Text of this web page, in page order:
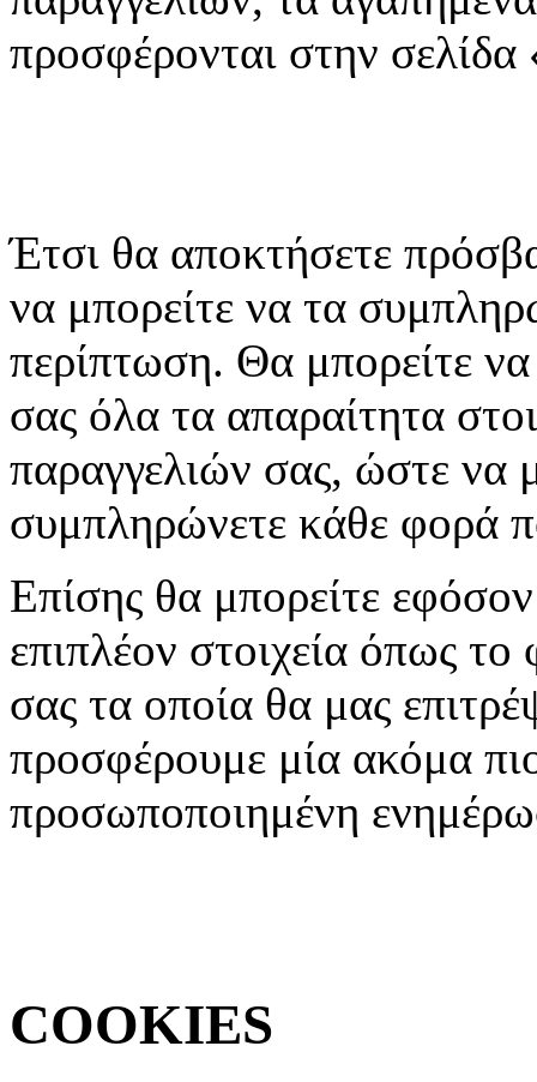
προσφέρονται στην
Έτσι θα αποκτήσετε
να μπορείτε να τα
περίπτωση. Θα μπορείτε
σας όλα τα απαραίτητα
παραγγελιών σας, ώστε να
συμπληρώνετε κάθε φορά
Επίσης θα μπορείτε
επιπλέον στοιχεία όπως
σας τα οποία θα μας
προσφέρουμε μία ακόμα
προσωποποιημένη
COOKIES